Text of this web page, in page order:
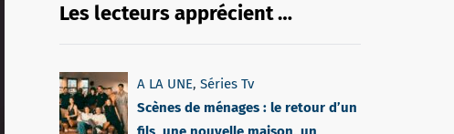
Les lecteurs apprécient …
A LA UNE, Séries Tv
Scènes de ménages : le retour d’un